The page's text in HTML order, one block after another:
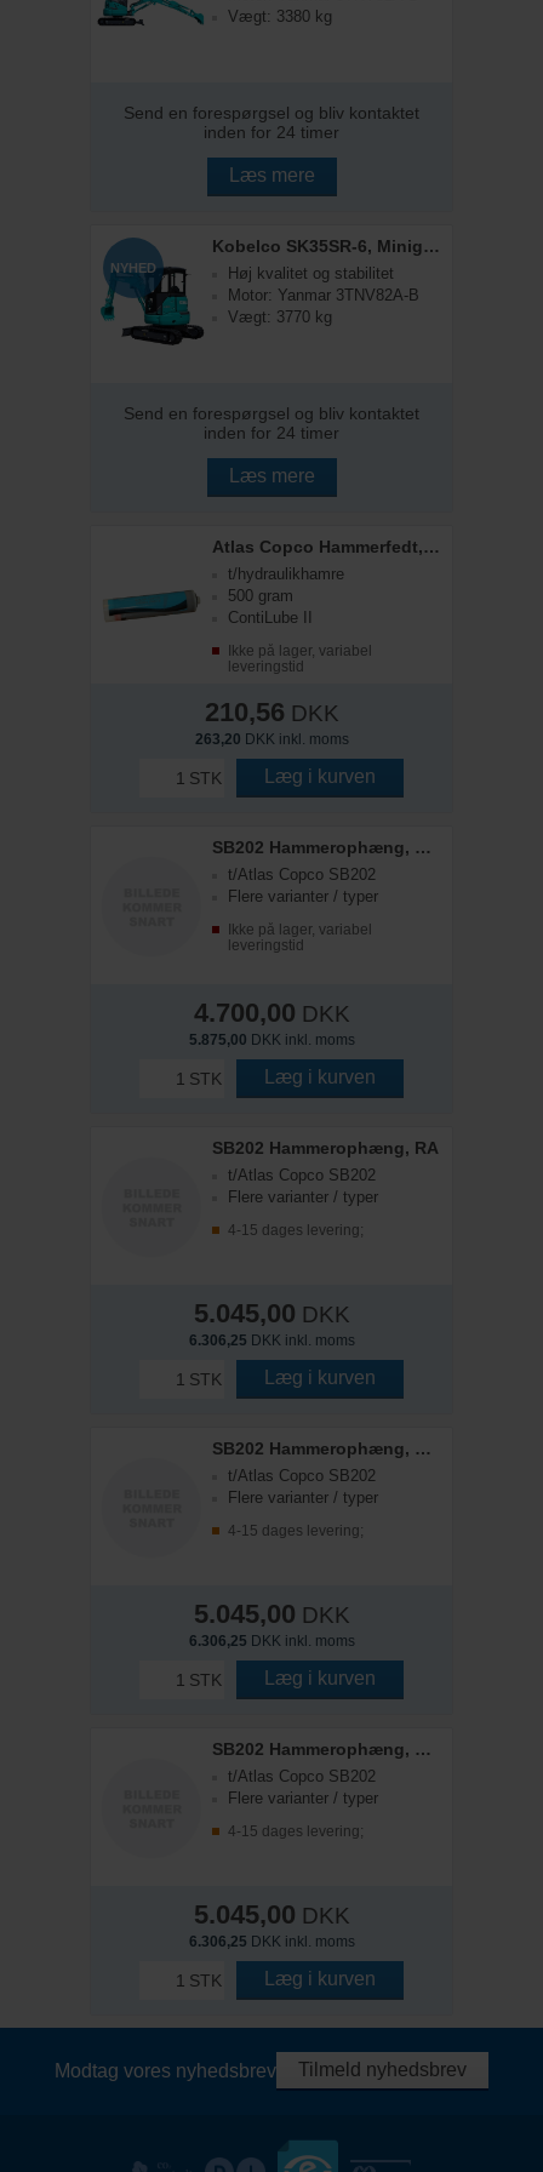
Vægt: 3380 kg
Send en forespørgsel og bliv kontaktet
inden for 24 timer
Læs mere
Kobelco SK35SR-6, Minigraver
Høj kvalitet og stabilitet
Motor: Yanmar 3TNV82A-B
Vægt: 3770 kg
Send en forespørgsel og bliv kontaktet
inden for 24 timer
Læs mere
NYHED
Atlas Copco Hammerfedt, patron
t/hydraulikhamre
500 gram
ContiLube II
Ikke på lager, variabel
leveringstid
210,56 DKK
263,20 DKK inkl. moms
STK Læg i kurven
SB202 Hammerophæng, S40
t/Atlas Copco SB202
Flere varianter / typer
Ikke på lager, variabel
leveringstid
4.700,00 DKK
5.875,00 DKK inkl. moms
STK Læg i kurven
SB202 Hammerophæng, RA
t/Atlas Copco SB202
Flere varianter / typer
4-15 dages levering;
5.045,00 DKK
6.306,25 DKK inkl. moms
STK Læg i kurven
SB202 Hammerophæng, Hydrema RGB
t/Atlas Copco SB202
Flere varianter / typer
4-15 dages levering;
5.045,00 DKK
6.306,25 DKK inkl. moms
STK Læg i kurven
SB202 Hammerophæng, S50
t/Atlas Copco SB202
Flere varianter / typer
4-15 dages levering;
5.045,00 DKK
6.306,25 DKK inkl. moms
STK Læg i kurven
Modtag vores nyhedsbrev Tilmeld nyhedsbrev